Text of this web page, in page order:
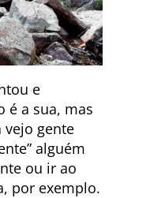
e
é a sua, mas
gente
alguém
ou ir ao
por exemplo.